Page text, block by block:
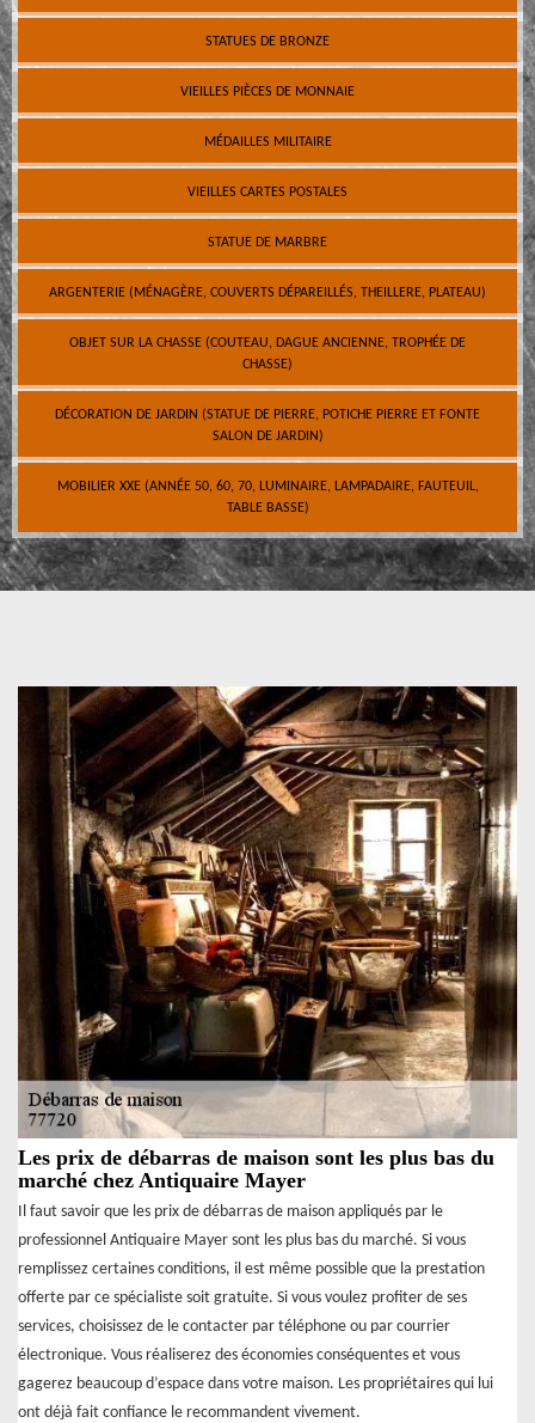
STATUES DE BRONZE
VIEILLES PIÈCES DE MONNAIE
MÉDAILLES MILITAIRE
VIEILLES CARTES POSTALES
STATUE DE MARBRE
ARGENTERIE (MÉNAGÈRE, COUVERTS DÉPAREILLÉS, THEILLERE, PLATEAU)
OBJET SUR LA CHASSE (COUTEAU, DAGUE ANCIENNE, TROPHÉE DE
CHASSE)
DÉCORATION DE JARDIN (STATUE DE PIERRE, POTICHE PIERRE ET FONTE
SALON DE JARDIN)
MOBILIER XXE (ANNÉE 50, 60, 70, LUMINAIRE, LAMPADAIRE, FAUTEUIL,
TABLE BASSE)
Les prix de débarras de maison sont les plus bas du
marché chez Antiquaire Mayer
Il faut savoir que les prix de débarras de maison appliqués par le
professionnel Antiquaire Mayer sont les plus bas du marché. Si vous
remplissez certaines conditions, il est même possible que la prestation
offerte par ce spécialiste soit gratuite. Si vous voulez profiter de ses
services, choisissez de le contacter par téléphone ou par courrier
électronique. Vous réaliserez des économies conséquentes et vous
gagerez beaucoup d’espace dans votre maison. Les propriétaires qui lui
ont déjà fait confiance le recommandent vivement.